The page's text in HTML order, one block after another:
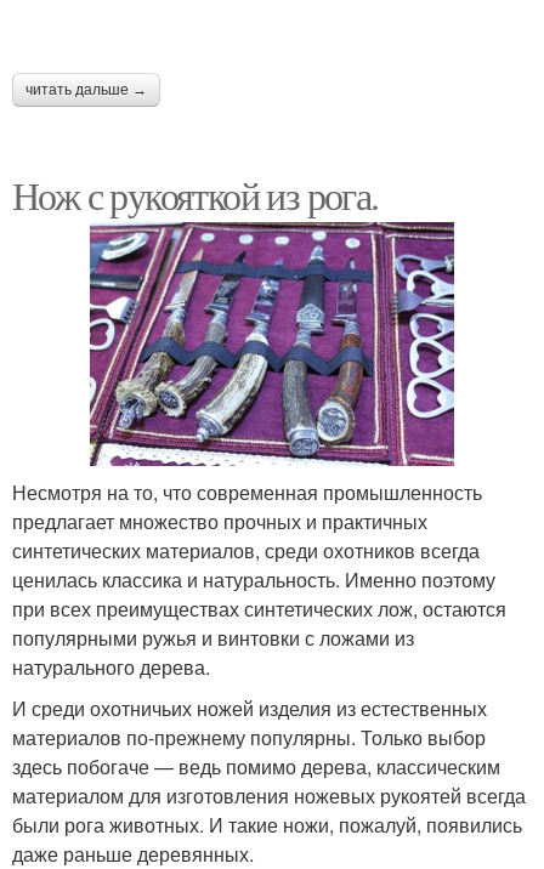
читать дальше →
Нож с рукояткой из рога.
Несмотря на то, что современная промышленность
предлагает множество прочных и практичных
синтетических материалов, среди охотников всегда
ценилась классика и натуральность. Именно поэтому
при всех преимуществах синтетических лож, остаются
популярными ружья и винтовки с ложами из
натурального дерева.
И среди охотничьих ножей изделия из естественных
материалов по-прежнему популярны. Только выбор
здесь побогаче — ведь помимо дерева, классическим
материалом для изготовления ножевых рукоятей всегда
были рога животных. И такие ножи, пожалуй, появились
даже раньше деревянных.